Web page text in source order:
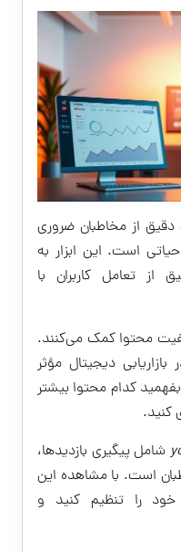
از مخاطبان ضروری
است. این ابزار به
از تعامل کاربران با
محتوا کمک می‌کنند.
بازاریابی دیجیتال مؤثر
کدام محتوا بیشتر
کنید.
شامل پیگیری بازدیدها،
است. با مشاهده این
خود را تنظیم کنید و